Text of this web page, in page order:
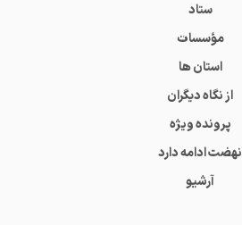
ستاد
مؤسسات
استان ها
از نگاه دیگران
پرونده ویژه
نهضت ادامه دارد
آرشیو